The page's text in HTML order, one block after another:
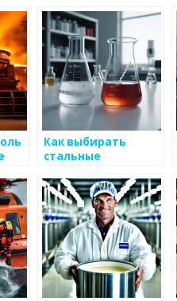
Как выбирать
стальные
строительства